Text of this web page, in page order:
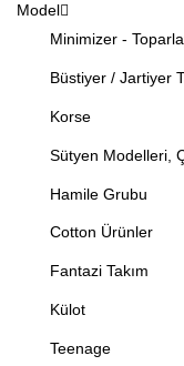
Model
Minimizer -
Büstiyer / Jartiyer
Korse
Sütyen Modelleri,
Hamile Grubu
Cotton Ürünler
Fantazi Takım
Külot
Teenage